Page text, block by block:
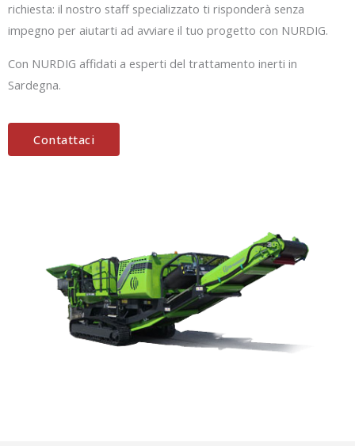
richiesta: il nostro staff specializzato ti risponderà senza
impegno per aiutarti ad avviare il tuo progetto con NURDIG.
Con NURDIG affidati a esperti del trattamento inerti in
Sardegna.
Contattaci